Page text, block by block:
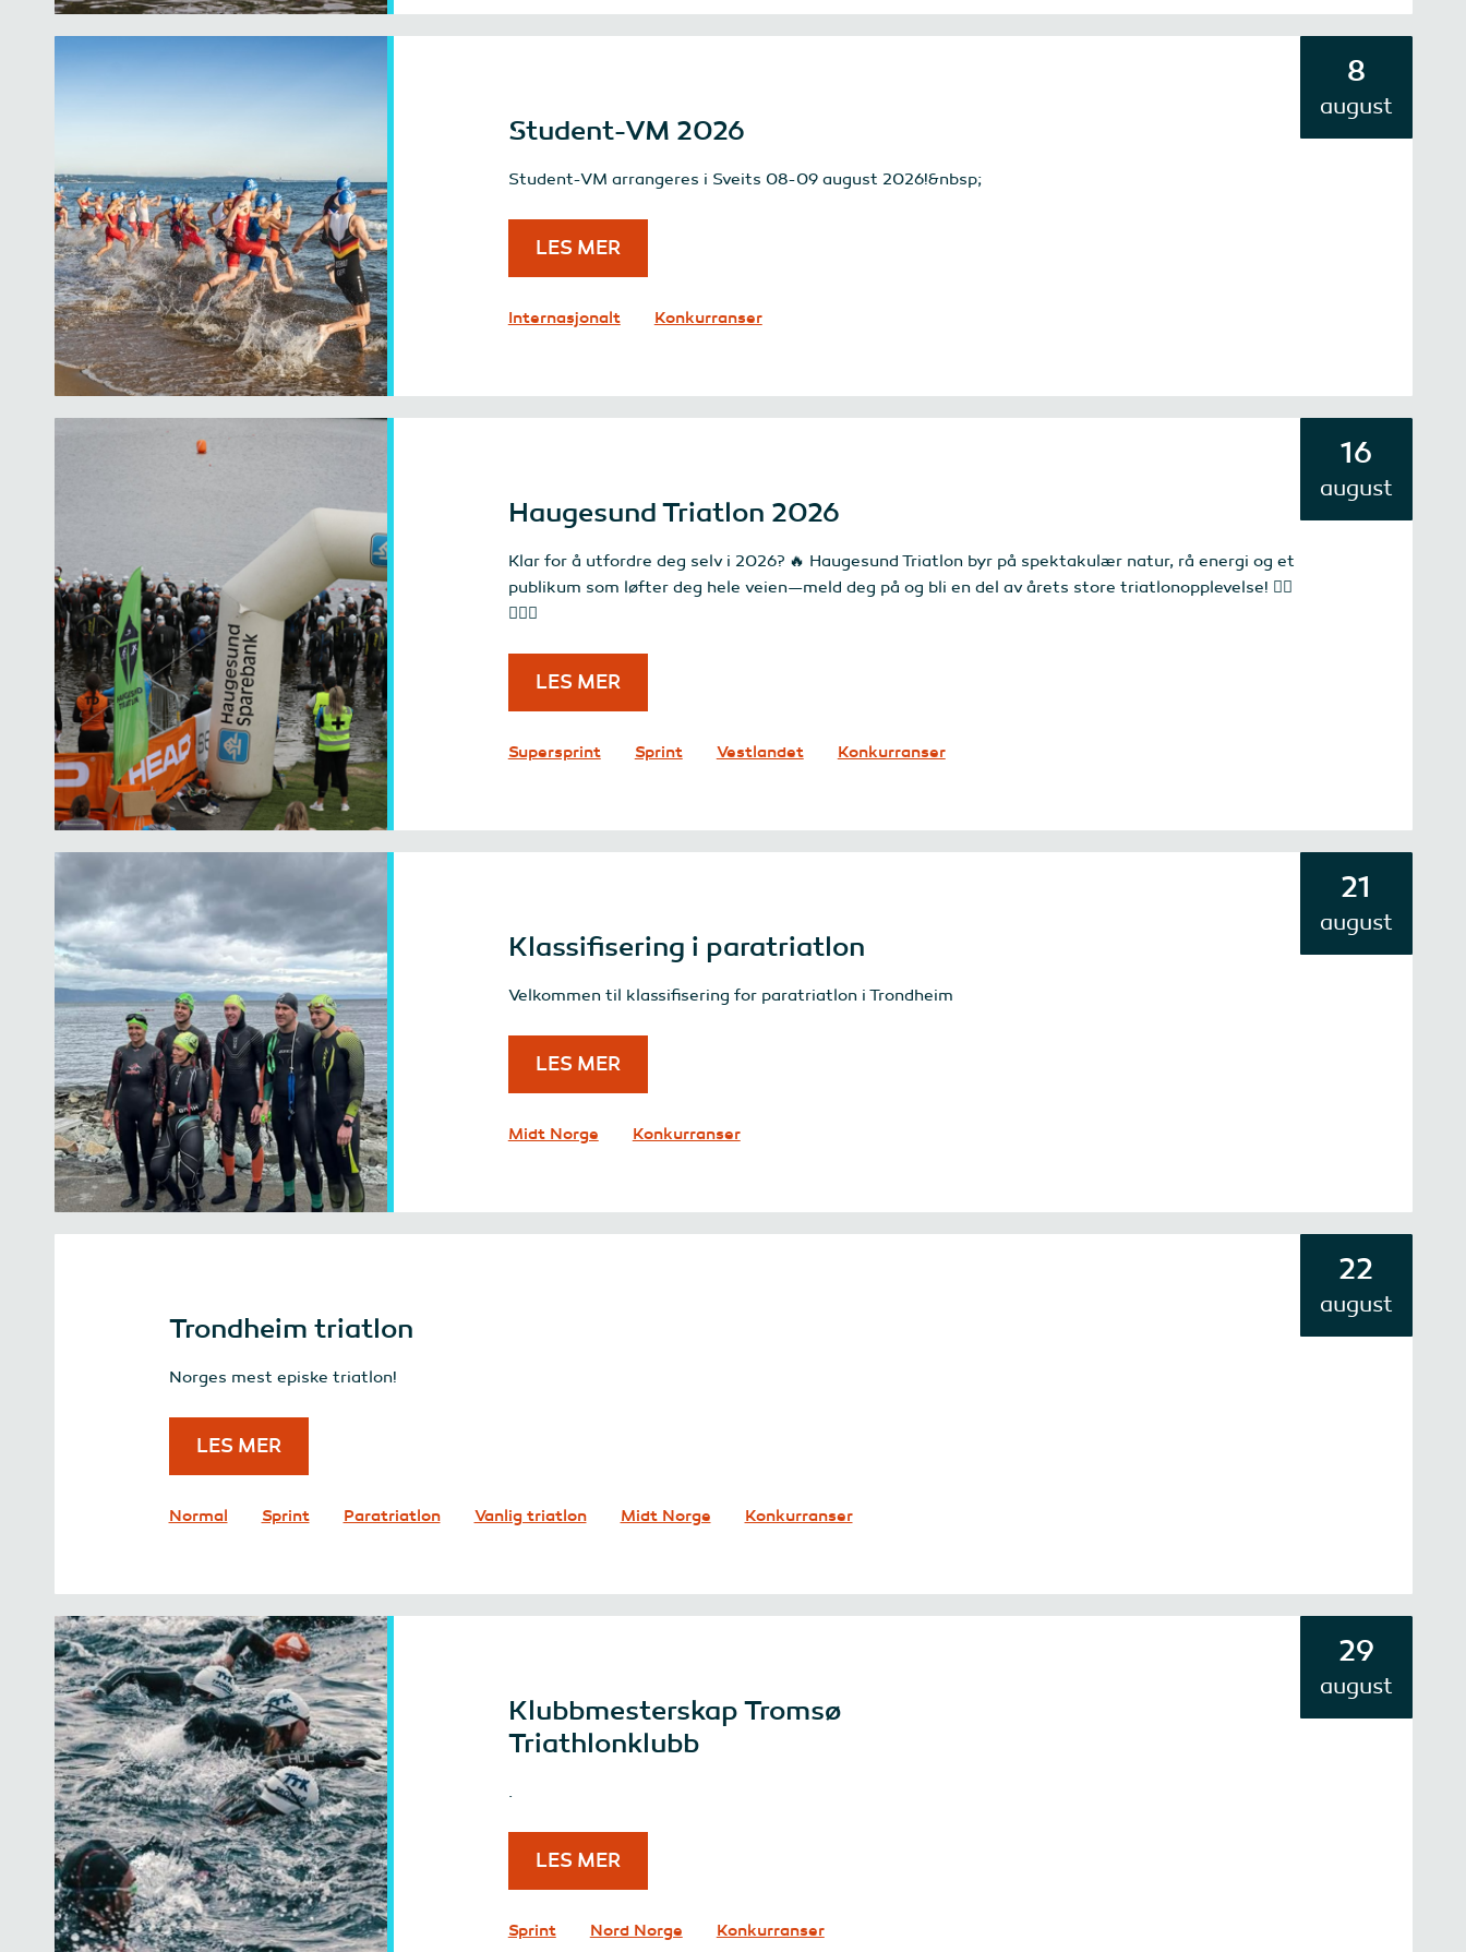
Student-VM 2026
Student-VM arrangeres i Sveits 08-09 august 2026!&nbsp;
LES MER
Internasjonalt Konkurranser
8
august
Haugesund Triatlon 2026
Klar for å utfordre deg selv i 2026? 🔥 Haugesund Triatlon byr på spektakulær natur, rå energi og et
publikum som løfter deg hele veien—meld deg på og bli en del av årets store triatlonopplevelse! 🏊‍♂️
🚴‍♀️🏃
LES MER
Supersprint Sprint Vestlandet Konkurranser
16
august
Klassifisering i paratriatlon
Velkommen til klassifisering for paratriatlon i Trondheim
LES MER
Midt Norge Konkurranser
21
august
Trondheim triatlon
Norges mest episke triatlon!
LES MER
Normal Sprint Paratriatlon Vanlig triatlon Midt Norge Konkurranser
22
august
Klubbmesterskap Tromsø
Triathlonklubb
.
LES MER
Sprint Nord Norge Konkurranser
29
august